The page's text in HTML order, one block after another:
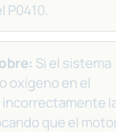
P0410.
Si el sistema
oxígeno en el
incorrectamente
que el